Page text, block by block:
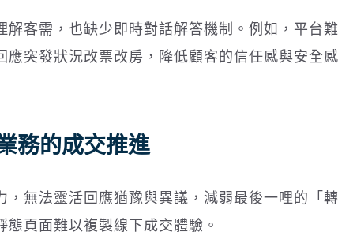
客需，也缺少即時對話解答機制。例如，平台
突發狀況改票改房，降低顧客的信任感與安全
務的成交推進
無法靈活回應猶豫與異議，減弱最後一哩的「
頁面難以複製線下成交體驗。